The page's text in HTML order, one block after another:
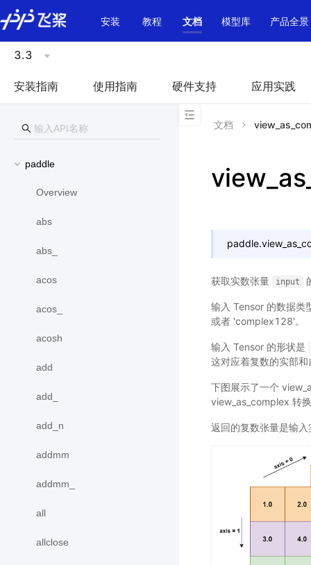
\u200E
安装
教程 文档 模型库 产品全景
3.3
安装指南 使用指南 硬件支持 应用实践
paddle
Overview
abs
abs_
acos
acos_
acosh
add
add_
add_n
addmm
addmm_
all
allclose
文档
paddle.
获取实数张量 input
输入 Tensor 的数据
或者 'complex128'。
输入 Tensor 的形状是
这对应着复数的实部
下图展示了一个
view_as_complex 转
返回的复数张量是输